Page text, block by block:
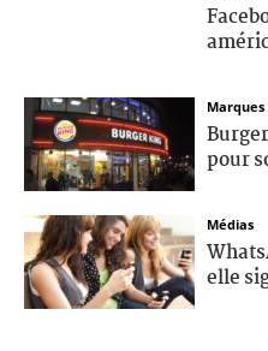
Marques
pour
Médias
elle